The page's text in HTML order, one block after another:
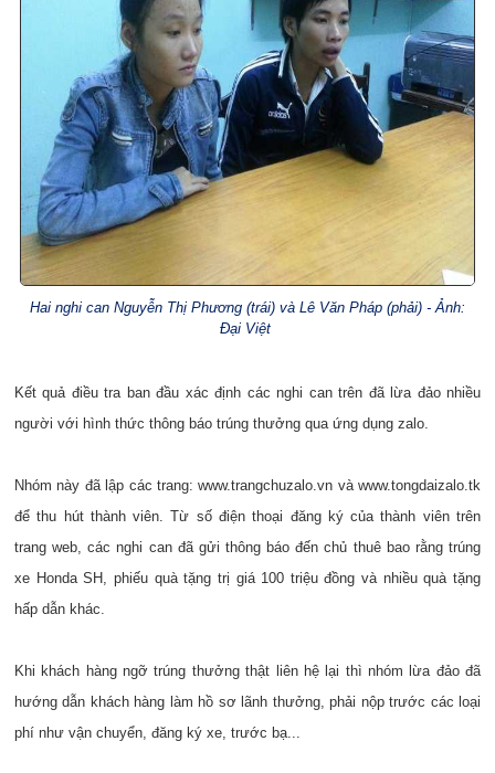
Hai nghi can Nguyễn Thị Phương (trái) và Lê Văn Pháp (phải) - Ảnh:
Đại Việt
Kết quả điều tra ban đầu xác định các nghi can trên đã lừa đảo nhiều
người với hình thức thông báo trúng thưởng qua ứng dụng zalo.
Nhóm này đã lập các trang: www.trangchuzalo.vn và www.tongdaizalo.tk
để thu hút thành viên. Từ số điện thoại đăng ký của thành viên trên
trang web, các nghi can đã gửi thông báo đến chủ thuê bao rằng trúng
xe Honda SH, phiếu quà tặng trị giá 100 triệu đồng và nhiều quà tặng
hấp dẫn khác.
Khi khách hàng ngỡ trúng thưởng thật liên hệ lại thì nhóm lừa đảo đã
hướng dẫn khách hàng làm hồ sơ lãnh thưởng, phải nộp trước các loại
phí như vận chuyển, đăng ký xe, trước bạ...